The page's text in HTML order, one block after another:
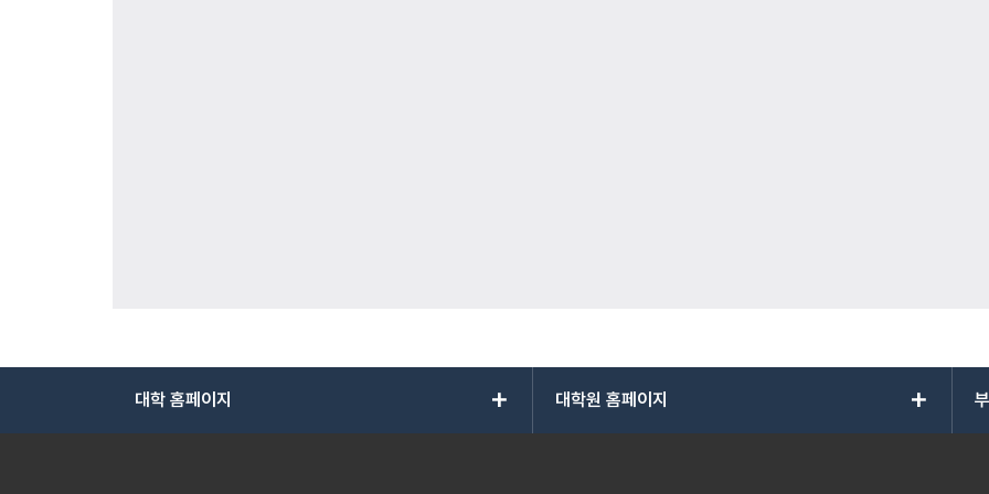
대학 홈페이지 add 대학원 홈페이지 add